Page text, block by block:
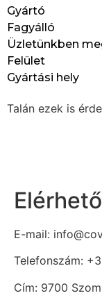
Gyártó
Fagyálló
Üzletünkben
Felület
Gyártási hely
Talán ezek is
E-mail:
Telefonszám:
Cím: 9700